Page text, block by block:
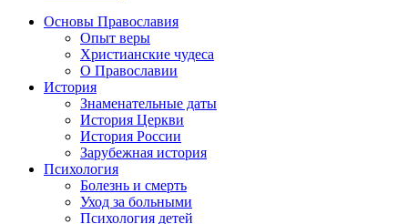
Основы Православия
Опыт веры
Христианские чудеса
О Православии
История
Знаменательные даты
История Церкви
История России
Зарубежная история
Психология
Болезнь и смерть
Уход за больными
Психология детей